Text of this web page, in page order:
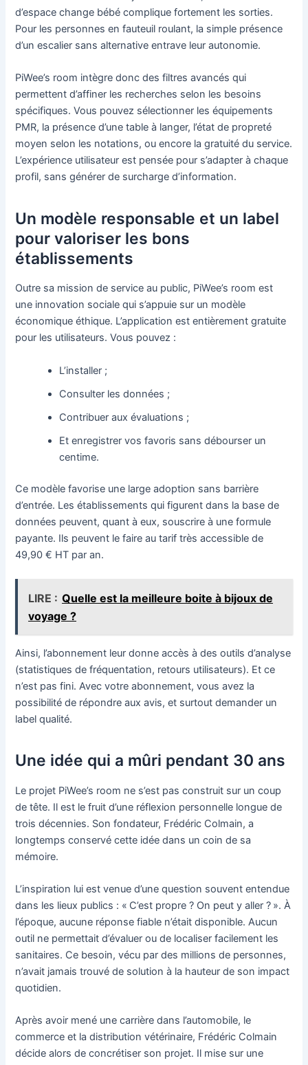
d’espace change bébé complique fortement les sorties.
Pour les personnes en fauteuil roulant, la simple présence
d’un escalier sans alternative entrave leur autonomie.
PiWee’s room intègre donc des filtres avancés qui
permettent d’affiner les recherches selon les besoins
spécifiques. Vous pouvez sélectionner les équipements
PMR, la présence d’une table à langer, l’état de propreté
moyen selon les notations, ou encore la gratuité du service.
L’expérience utilisateur est pensée pour s’adapter à chaque
profil, sans générer de surcharge d’information.
Un modèle responsable et un label
pour valoriser les bons
établissements
Outre sa mission de service au public, PiWee’s room est
une innovation sociale qui s’appuie sur un modèle
économique éthique. L’application est entièrement gratuite
pour les utilisateurs. Vous pouvez :
L’installer ;
Consulter les données ;
Contribuer aux évaluations ;
Et enregistrer vos favoris sans débourser un
centime.
Ce modèle favorise une large adoption sans barrière
d’entrée. Les établissements qui figurent dans la base de
données peuvent, quant à eux, souscrire à une formule
payante. Ils peuvent le faire au tarif très accessible de
49,90 € HT par an.
LIRE : Quelle est la meilleure boite à bijoux de
voyage ?
Ainsi, l’abonnement leur donne accès à des outils d’analyse
(statistiques de fréquentation, retours utilisateurs). Et ce
n’est pas fini. Avec votre abonnement, vous avez la
possibilité de répondre aux avis, et surtout demander un
label qualité.
Une idée qui a mûri pendant 30 ans
Le projet PiWee’s room ne s’est pas construit sur un coup
de tête. Il est le fruit d’une réflexion personnelle longue de
trois décennies. Son fondateur, Frédéric Colmain, a
longtemps conservé cette idée dans un coin de sa
mémoire.
L’inspiration lui est venue d’une question souvent entendue
dans les lieux publics : « C’est propre ? On peut y aller ? ». À
l’époque, aucune réponse fiable n’était disponible. Aucun
outil ne permettait d’évaluer ou de localiser facilement les
sanitaires. Ce besoin, vécu par des millions de personnes,
n’avait jamais trouvé de solution à la hauteur de son impact
quotidien.
Après avoir mené une carrière dans l’automobile, le
commerce et la distribution vétérinaire, Frédéric Colmain
décide alors de concrétiser son projet. Il mise sur une